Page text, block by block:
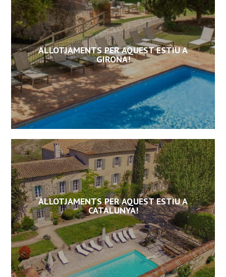
ALLOTJAMENTS PER AQUEST ESTIU A
GIRONA!
ALLOTJAMENTS PER AQUEST ESTIU A
CATALUNYA!